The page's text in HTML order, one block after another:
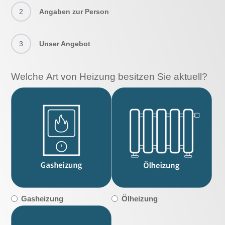
2 Angaben zur Person
3 Unser Angebot
Welche Art von Heizung besitzen Sie aktuell?
Gasheizung Ölheizung